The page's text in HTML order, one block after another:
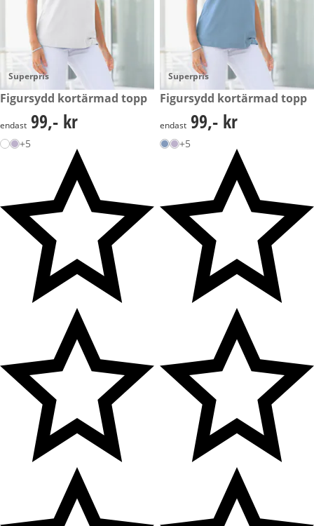
Superpris
99,- kr
Figursydd kortärmad topp
99,- kr
endast 99,- kr
+5
Superpris
99,- kr
Figursydd kortärmad topp
99,- kr
endast 99,- kr
+5